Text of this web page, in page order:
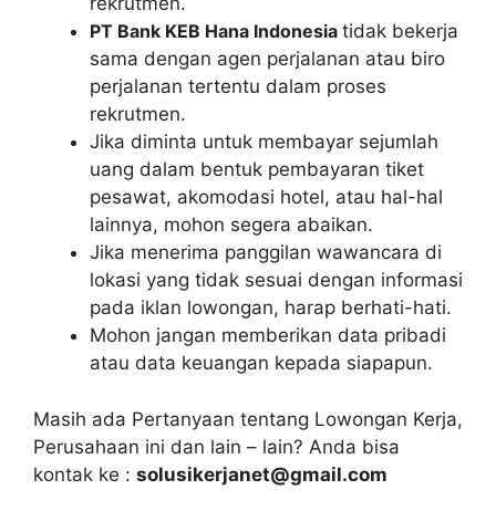
PT Bank KEB Hana Indonesia tidak bekerja
sama dengan agen perjalanan atau biro
perjalanan tertentu dalam proses
rekrutmen.
Jika diminta untuk membayar sejumlah
uang dalam bentuk pembayaran tiket
pesawat, akomodasi hotel, atau hal-hal
lainnya, mohon segera abaikan.
Jika menerima panggilan wawancara di
lokasi yang tidak sesuai dengan informasi
pada iklan lowongan, harap berhati-hati.
Mohon jangan memberikan data pribadi
atau data keuangan kepada siapapun.
Masih ada Pertanyaan tentang Lowongan Kerja,
Perusahaan ini dan lain – lain? Anda bisa
kontak ke : solusikerjanet@gmail.com